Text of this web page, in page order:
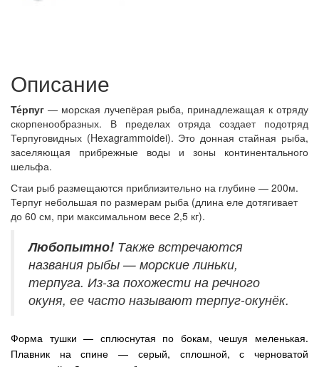
Описание
Те́рпуг — морская лучепёрая рыба, принадлежащая к отряду
скорпенообразных. В пределах отряда создает подотряд
Терпуговидных (Hexagrammoidei). Это донная стайная рыба,
заселяющая прибрежные воды и зоны континентального
шельфа.
Стаи рыб размещаются приблизительно на глубине — 200м.
Терпуг небольшая по размерам рыба (длина еле дотягивает
до 60 см, при максимальном весе 2,5 кг).
Любопытно!Также встречаются
названия рыбы — морские линьки,
терпуга. Из-за похожести на речного
окуня, ее часто называют терпуг-окунёк.
Форма тушки — сплюснутая по бокам, чешуя меленькая.
Плавник на спине — серый, сплошной, с черноватой